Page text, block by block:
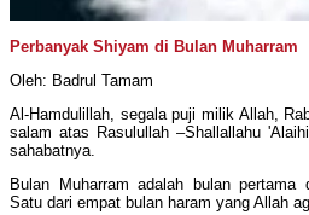
Perbanyak Shiyam di Bulan Muharram
Oleh: Badrul Tamam
Al-Hamdulillah, segala puji milik Allah,
salam atas Rasulullah –Shallallahu
sahabatnya.
Bulan Muharram adalah bulan pertama
Satu dari empat bulan haram yang Allah